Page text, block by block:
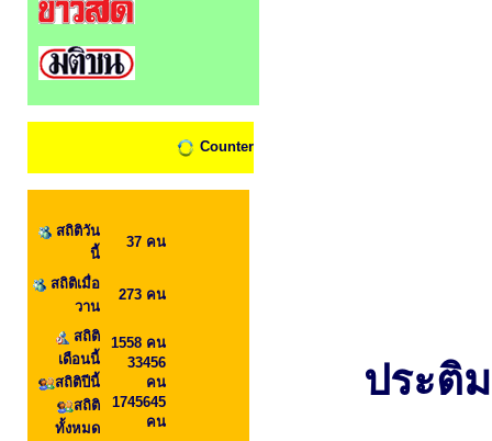
Counter
สถิติวัน
นี้
37 คน
สถิติเมื่อ
วาน
273 คน
สถิติ
เดือนนี้
สถิติปีนี้
สถิติ
ทั้งหมด
1558 คน
33456
คน
1745645
คน
ประติ